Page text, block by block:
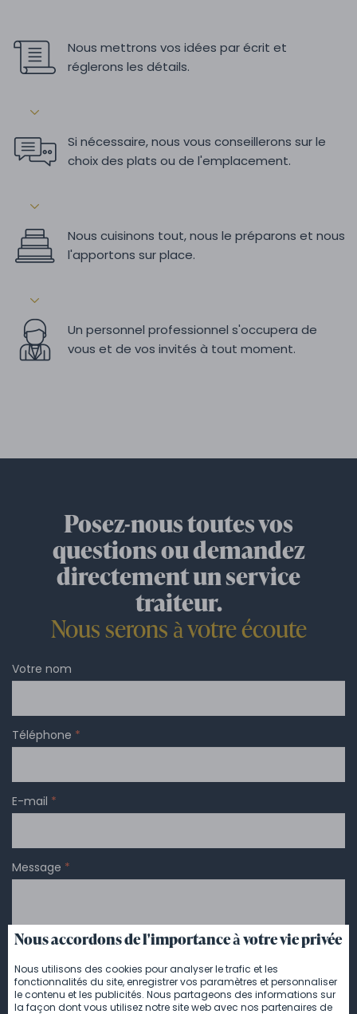
Nous mettrons vos idées par écrit et
réglerons les détails.
Si nécessaire, nous vous conseillerons sur le
choix des plats ou de l'emplacement.
Nous cuisinons tout, nous le préparons et nous
l'apportons sur place.
Un personnel professionnel s'occupera de
vous et de vos invités à tout moment.
Posez-nous toutes vos
questions ou demandez
directement un service
traiteur.
Nous serons à votre écoute
Votre nom
Téléphone *
E-mail *
Message *
Nous accordons de l'importance à votre vie privée
Nous utilisons des cookies pour analyser le trafic et les
fonctionnalités du site, enregistrer vos paramètres et personnaliser
le contenu et les publicités. Nous partageons des informations sur
la façon dont vous utilisez notre site web avec nos partenaires de